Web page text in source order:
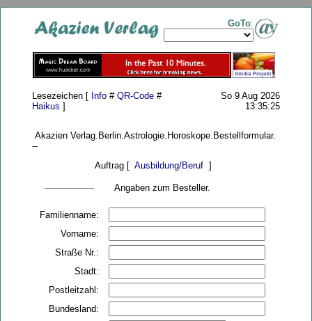
GoTo:
Lesezeichen [ Info # QR-Code #
Haikus ]
So 9 Aug 2026
13:35:25
Akazien Verlag.Berlin.Astrologie.Horoskope.Bestellformular.
--
Auftrag [ Ausbildung/Beruf ]
Angaben zum Besteller.
Familienname:
Vorname:
Straße Nr.:
Stadt:
Postleitzahl:
Bundesland: